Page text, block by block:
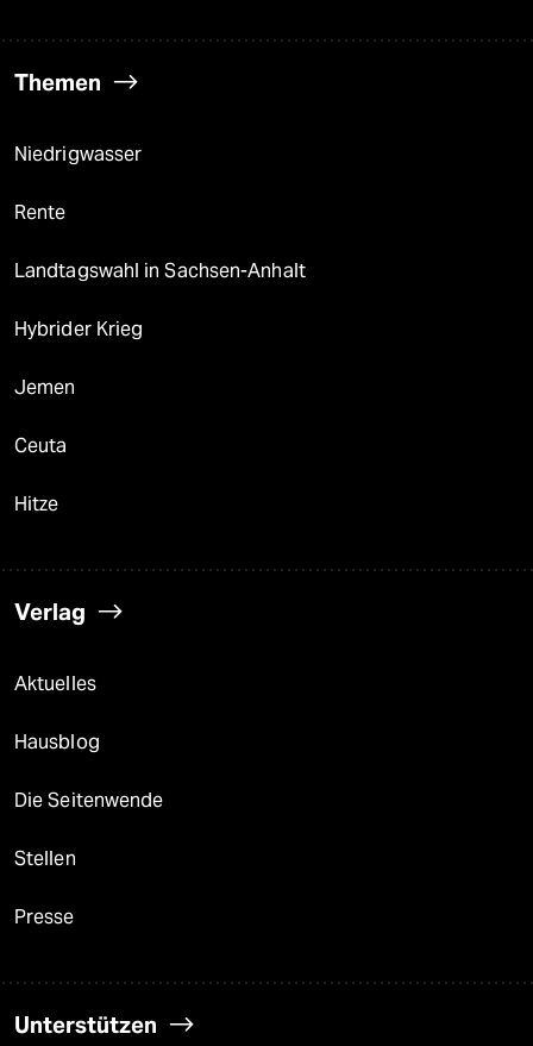
Themen
Niedrigwasser
Rente
Landtagswahl in Sachsen-Anhalt
Hybrider Krieg
Jemen
Ceuta
Hitze
Verlag
Aktuelles
Hausblog
Die Seitenwende
Stellen
Presse
Unterstützen